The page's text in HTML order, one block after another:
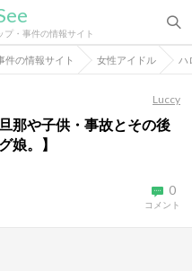
・事件の情報サイト
件の情報サイト 女性アイドル ハ
Luccy
那や子供・事故とその後
娘。】
0
コメント